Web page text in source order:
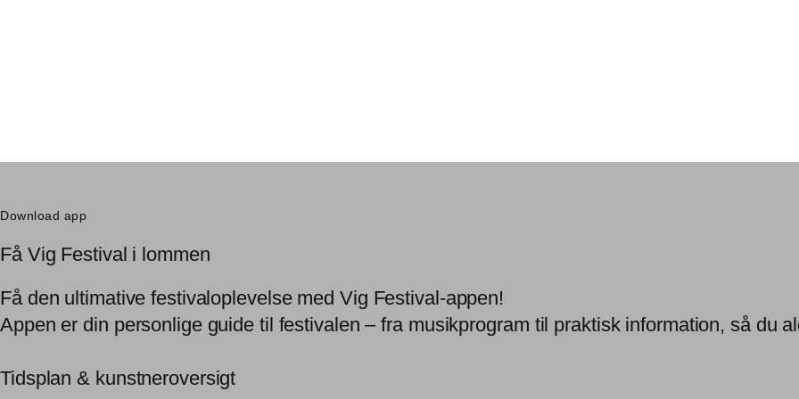
Download app
Få Vig Festival i lommen
Få den ultimative festivaloplevelse med Vig Festival-appen!
Appen er din personlige guide til festivalen – fra musikprogram til praktisk information, så du
Tidsplan & kunstneroversigt